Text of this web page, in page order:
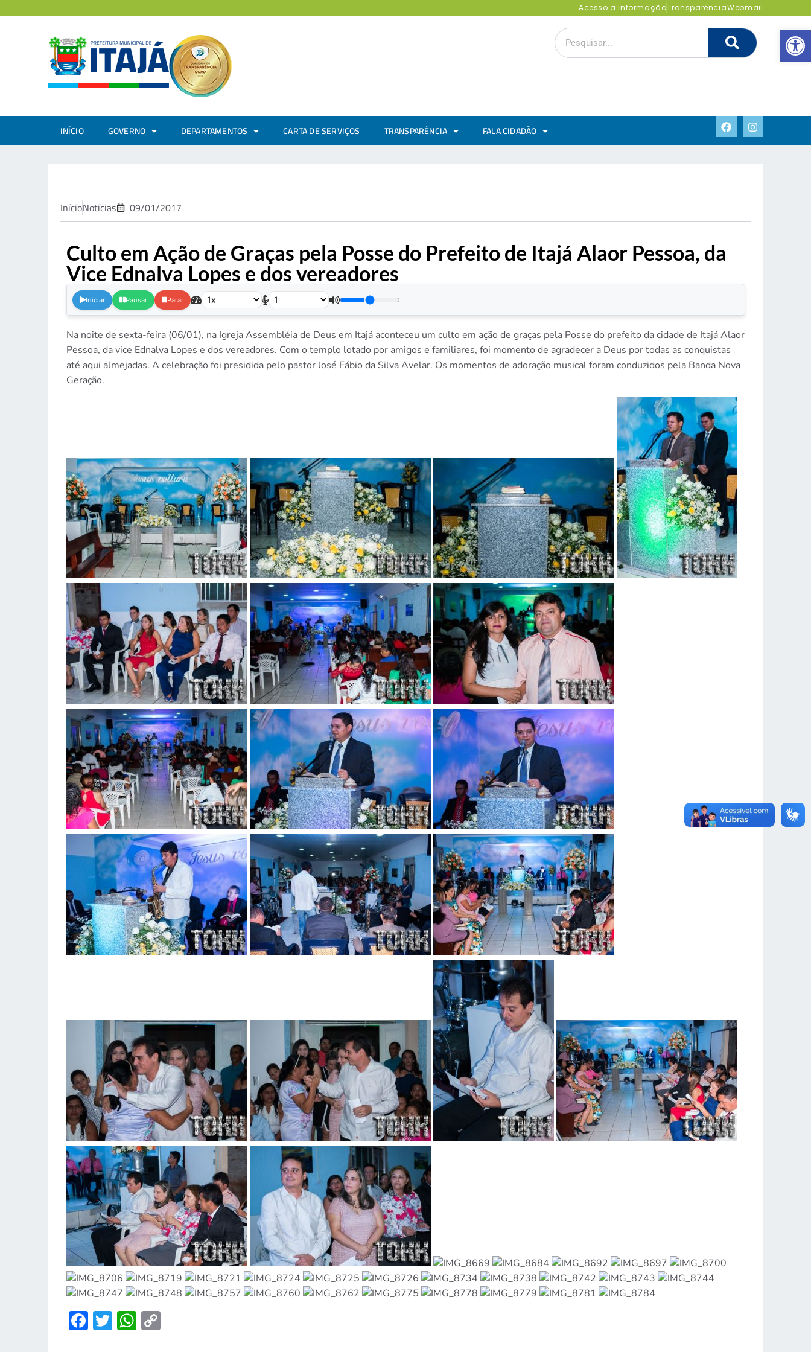
Abrir
Acesso a InformaçãoTransparênciaWebmail
INÍCIO GOVERNO DEPARTAMENTOS CARTA DE SERVIÇOS TRANSPARÊNCIA FALA CIDADÃO
InícioNotícias 09/01/2017
Culto em Ação de Graças pela Posse do Prefeito de Itajá Alaor Pessoa, da
Vice Ednalva Lopes e dos vereadores
Iniciar Pausar Parar
Na noite de sexta-feira (06/01), na Igreja Assembléia de Deus em Itajá aconteceu um culto em ação de graças pela Posse do prefeito da cidade de Itajá Alaor
Pessoa, da vice Ednalva Lopes e dos vereadores. Com o templo lotado por amigos e familiares, foi momento de agradecer a Deus por todas as conquistas
até aqui almejadas. A celebração foi presidida pelo pastor José Fábio da Silva Avelar. Os momentos de adoração musical foram conduzidos pela Banda Nova
Geração.
Facebook
TwitterWhatsApp
Copy